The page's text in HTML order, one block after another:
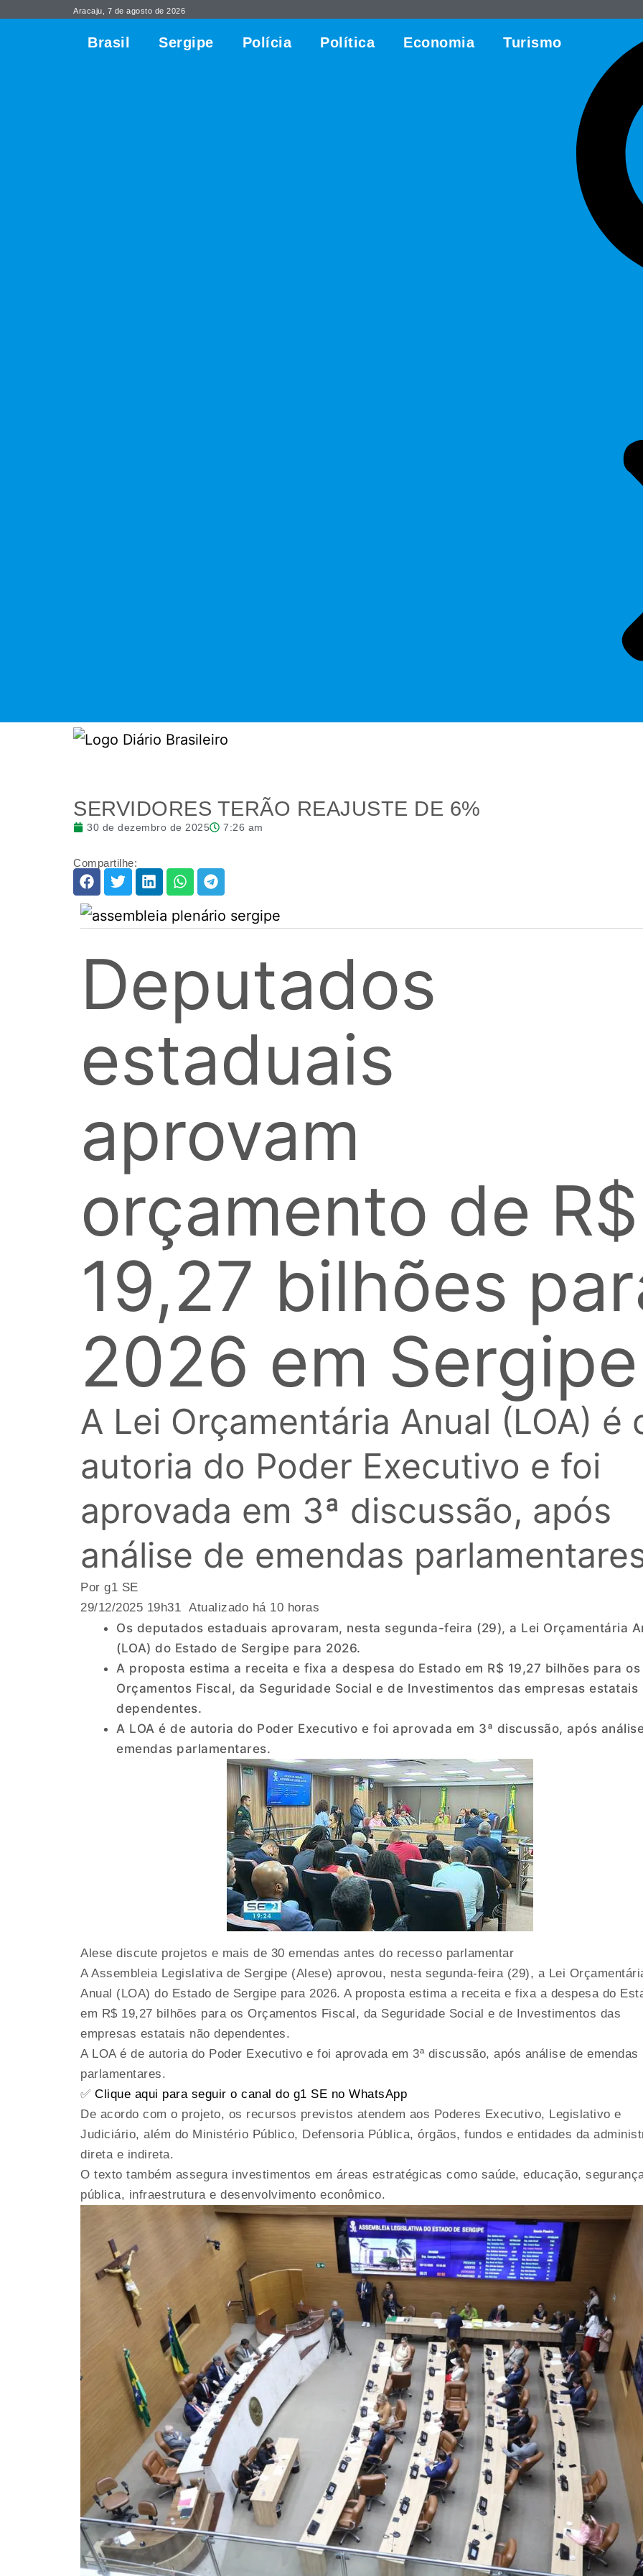
Aracaju, 7 de agosto de 2026
Brasil Sergipe Polícia Política Economia Turismo
SERVIDORES TERÃO REAJUSTE DE 6%
30 de dezembro de 2025 7:26 am
Compartilhe:
Deputados
estaduais
aprovam
orçamento de R$
19,27 bilhões
2026 em Sergipe
A Lei Orçamentária Anual (LOA) é
autoria do Poder Executivo e foi
aprovada em 3ª discussão, após
análise de emendas
Por g1 SE
29/12/2025 19h31 Atualizado há 10 horas
Os deputados estaduais aprovaram, nesta segunda-feira (29), a Lei Orçamentária
(LOA) do Estado de Sergipe para 2026.
A proposta estima a receita e fixa a despesa do Estado em R$ 19,27 bilhões para os
Orçamentos Fiscal, da Seguridade Social e de Investimentos das empresas estatais
dependentes.
A LOA é de autoria do Poder Executivo e foi aprovada em 3ª discussão, após
emendas parlamentares.
Alese discute projetos e mais de 30 emendas antes do recesso parlamentar
A Assembleia Legislativa de Sergipe (Alese) aprovou, nesta segunda-feira (29), a Lei
Anual (LOA) do Estado de Sergipe para 2026. A proposta estima a receita e fixa a despesa do
em R$ 19,27 bilhões para os Orçamentos Fiscal, da Seguridade Social e de Investimentos das
empresas estatais não dependentes.
A LOA é de autoria do Poder Executivo e foi aprovada em 3ª discussão, após análise de emendas
parlamentares.
✅ Clique aqui para seguir o canal do g1 SE no WhatsApp
De acordo com o projeto, os recursos previstos atendem aos Poderes Executivo, Legislativo e
Judiciário, além do Ministério Público, Defensoria Pública, órgãos, fundos e entidades da
direta e indireta.
O texto também assegura investimentos em áreas estratégicas como saúde, educação,
pública, infraestrutura e desenvolvimento econômico.